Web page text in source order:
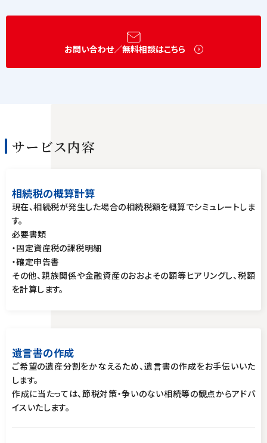
お問い合わせ／無料相談はこちら
サービス内容
相続税の概算計算
現在、相続税が発生した場合の相続税額を概算でシミュレートしま
す。
必要書類
・固定資産税の課税明細
・確定申告書
その他、親族関係や金融資産のおおよその額等ヒアリングし、税額
を計算します。
遺言書の作成
ご希望の遺産分割をかなえるため、遺言書の作成をお手伝いいた
します。
作成に当たっては、節税対策・争いのない相続等の観点からアドバ
イスいたします。